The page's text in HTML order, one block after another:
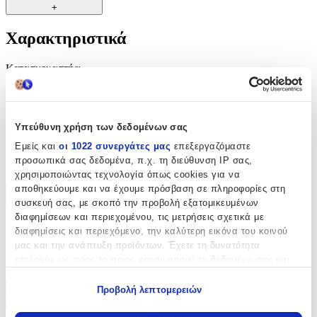
Υπεύθυνη χρήση των δεδομένων σας
Εμείς και οι 1022 συνεργάτες μας επεξεργαζόμαστε
προσωπικά σας δεδομένα, π.χ. τη διεύθυνση IP σας,
χρησιμοποιώντας τεχνολογία όπως cookies για να
αποθηκεύουμε και να έχουμε πρόσβαση σε πληροφορίες στη
συσκευή σας, με σκοπό την προβολή εξατομικευμένων
διαφημίσεων και περιεχομένου, τις μετρήσεις σχετικά με
διαφημίσεις και περιεχόμενο, την καλύτερη εικόνα του κοινού
μας και την ανάπτυξη προϊόντων. Έχετε τη δυνατότητα
Προβολή λεπτομερειών
+
Χαρακτηριστικά
Κατασκευαστής:
Αξιολογήσεις
Προς το παρόν δεν υπάρχουν άλλες αξιολογήσεις. Όταν
προστεθούν, θα εμφανιστούν εδώ.
Πώς υπολογίζεται η βαθμολογία
Η τελική βαθμολογία βασίζεται αποκλειστικά σε κριτικές χρηστών
που έχουν πραγματοποιήσει αγορά μέσω SHOPFLIX ή έχουν
επιβεβαιώσει την αγορά τους.